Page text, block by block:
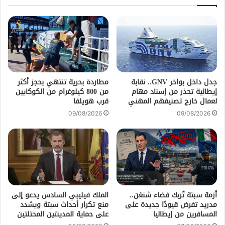
جدل داخل بواخر GNV.. نقابة
إيطالية تحذر من إسناد مهام
لعمال خارج تصنيفهم المهني
09/08/2026
مطاردة بحرية تنتهي بحجز أكثر
من 800 كيلوغرام من الكوكايين
قرب هويلفا
09/08/2026
أزمة سبتة تُربك فضاء شنغن..
مدريد تفرض قيودًا جديدة على
المسافرين من إيطاليا
الملك فيليبي السادس يدعو إلى
منع تكرار أحداث سبتة ويشدد
على حماية المدينتين المحتلتين